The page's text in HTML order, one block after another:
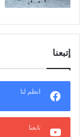
إتبعنا
انظم لنا
تابعنا